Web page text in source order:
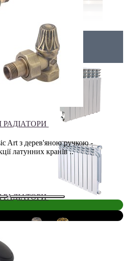
РАДІАТОРИ
РАДІАТОРИ
Art з дерев'яною ручкою -
латунних кранів ..